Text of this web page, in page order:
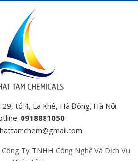
tổ 4, La Khê, Hà Đông, Hà Nội.
0918881050
Ty TNHH Công Nghệ Và Dịch Vụ